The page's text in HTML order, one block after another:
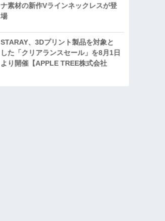
ナ素材の新作Vラインネックレスが登
場
STARAY、3Dプリント製品を対象と
した「クリアランスセール」を8月1日
より開催【APPLE TREE株式会社